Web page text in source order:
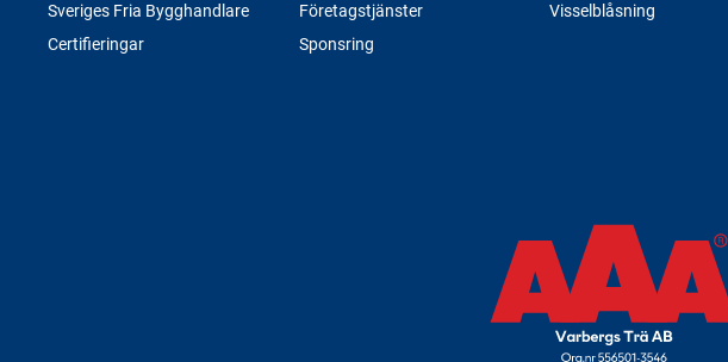
Sveriges Fria Bygghandlare
Certifieringar
Företagstjänster
Sponsring
Visselblåsning